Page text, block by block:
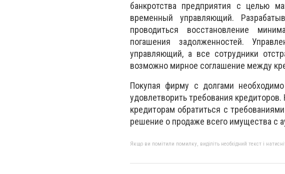
банкротства предприятия с целью
временный управляющий.
проводиться восстановление
погашения задолженностей.
управляющий, а все сотрудники
возможно мирное соглашение между
Покупая фирму с долгами
удовлетворить требования
кредиторам обратиться с
решение о продаже всего имущества с
Якщо ви помітили помилку, виділіть необхідний текст і